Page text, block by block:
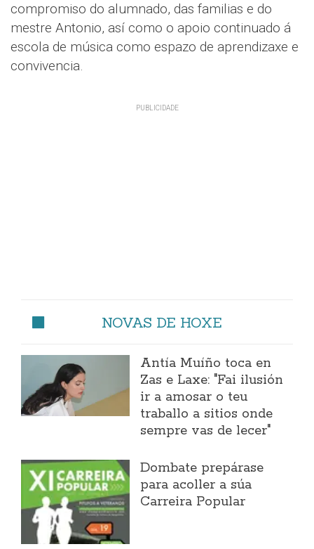
compromiso do alumnado, das familias e do
mestre Antonio, así como o apoio continuado á
escola de música como espazo de aprendizaxe e
convivencia.
NOVAS DE HOXE
Antía Muíño toca en
Zas e Laxe: "Fai ilusión
ir a amosar o teu
traballo a sitios onde
sempre vas de lecer"
Dombate prepárase
para acoller a súa
Carreira Popular